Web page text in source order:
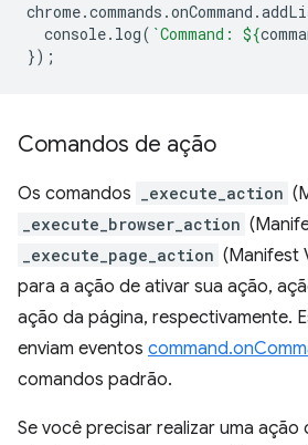
chrome.commands .onCommand .
console. log( `Command: ${
});
Comandos de ação
Os comandos _execute_action
_execute_browser_action
_execute_page_action (Manifest
para a ação de ativar sua ação,
ação da página, respectivamente.
enviam eventos
comandos padrão.
Se você precisar realizar uma ação